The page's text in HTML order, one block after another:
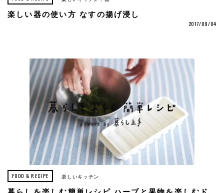
楽しい器の使い方 なすの揚げ浸し
2017/09/04
FOOD & RECIPE 楽しいキッチン